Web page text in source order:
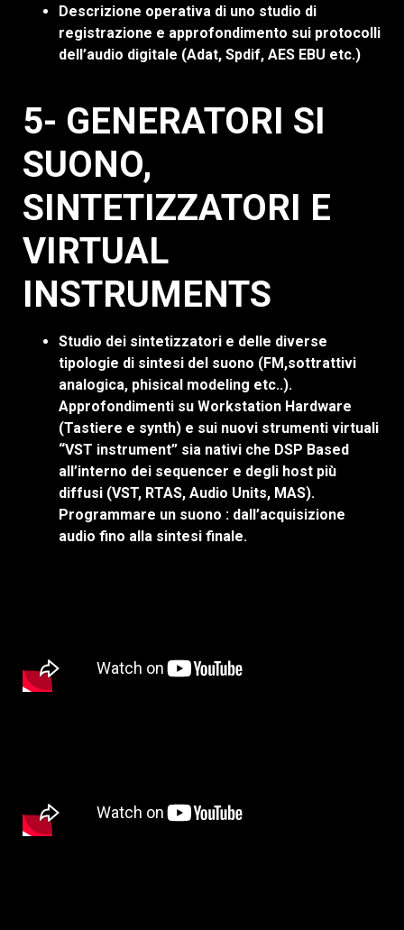
Descrizione operativa di uno studio di
registrazione e approfondimento sui protocolli
dell’audio digitale (Adat, Spdif, AES EBU etc.)
5- GENERATORI SI
SUONO,
SINTETIZZATORI E
VIRTUAL
INSTRUMENTS
Studio dei sintetizzatori e delle diverse
tipologie di sintesi del suono (FM,sottrattivi
analogica, phisical modeling etc..).
Approfondimenti su Workstation Hardware
(Tastiere e synth) e sui nuovi strumenti virtuali
“VST instrument” sia nativi che DSP Based
all’interno dei sequencer e degli host più
diffusi (VST, RTAS, Audio Units, MAS).
Programmare un suono : dall’acquisizione
audio fino alla sintesi finale.